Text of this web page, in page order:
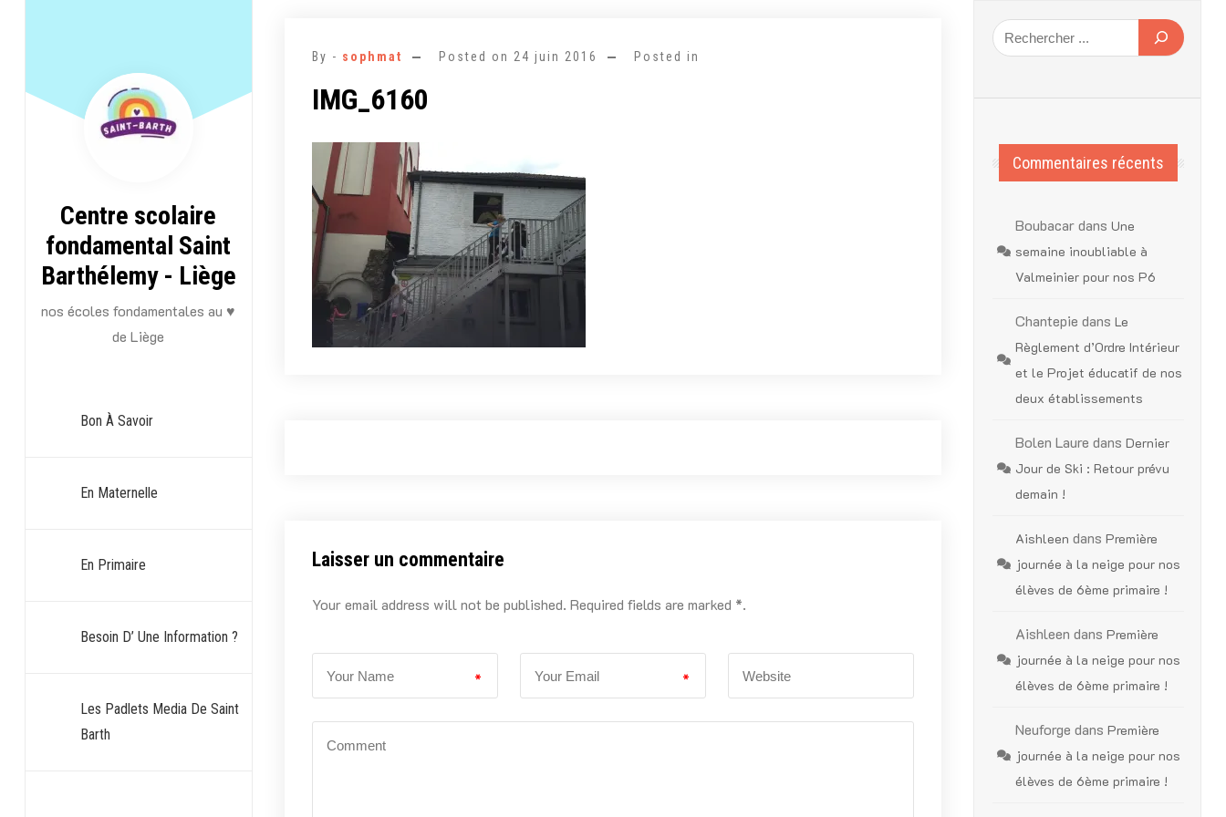
Centre scolaire
fondamental Saint
Barthélemy - Liège
nos écoles fondamentales au ♥
de Liège
Bon À Savoir
En Maternelle
En Primaire
Besoin D’ Une Information ?
Les Padlets Media De Saint
Barth
By - sophmat Posted on 24 juin 2016 Posted in
IMG_6160
Laisser un commentaire
Your email address will not be published. Required fields are marked *.
* *
Commentaires récents
BoubacardansUne
semaine inoubliable à
Valmeinier pour nos P6
Chantepie dansLe
Règlement d’Ordre Intérieur
et le Projet éducatif de nos
deux établissements
Bolen Laure dansDernier
Jour de Ski : Retour prévu
demain !
Aishleen dansPremière
journée à la neige pour nos
élèves de 6ème primaire !
Aishleen dansPremière
journée à la neige pour nos
élèves de 6ème primaire !
Neuforge dansPremière
journée à la neige pour nos
élèves de 6ème primaire !